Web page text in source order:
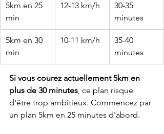
5km en 25
min
12-13 km/h
30-35
minutes
5km en 30
min
10-11 km/h
35-40
minutes
Si vous courez actuellement 5km en
plus de 30 minutes, ce plan risque
d'être trop ambitieux. Commencez par
un plan 5km en 25 minutes d'abord.